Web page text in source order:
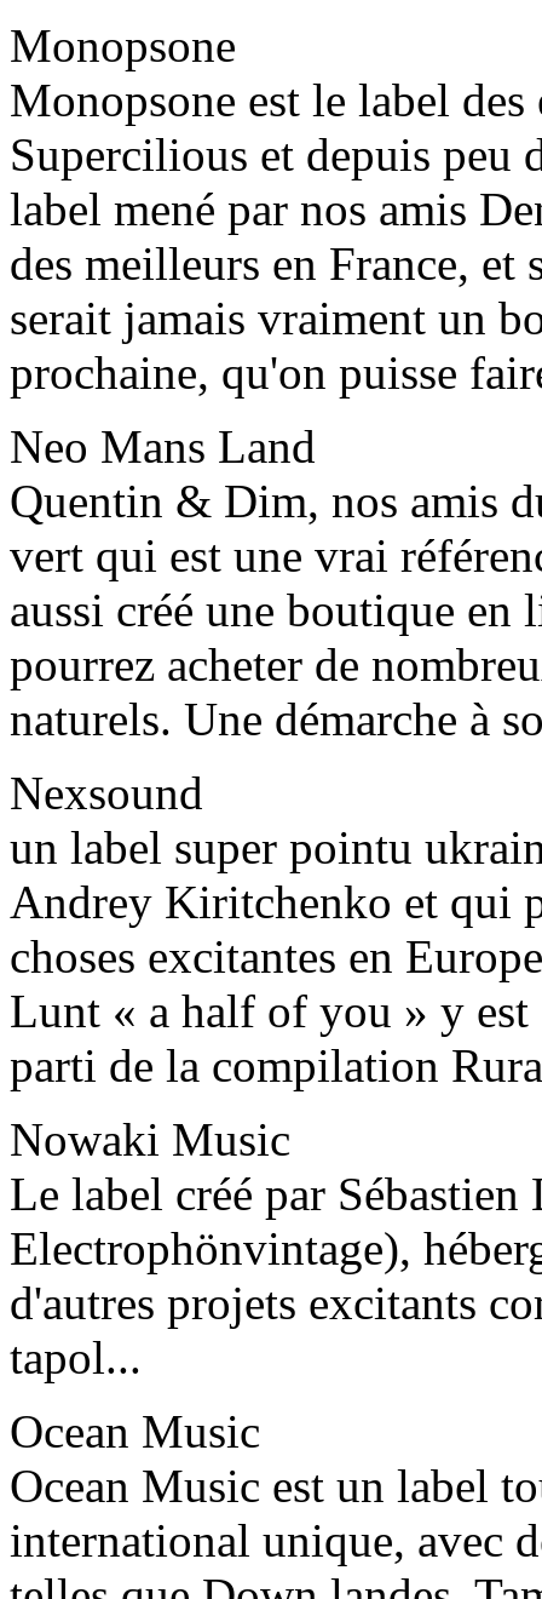
Monopsone
Monopsone est le label
Supercilious et depuis peu
label mené par nos amis
des meilleurs en France, et
serait jamais vraiment un
prochaine, qu'on puisse
Neo Mans Land
Quentin & Dim, nos amis
vert qui est une vrai
aussi créé une boutique
pourrez acheter de
naturels. Une démarche à
Nexsound
un label super pointu
Andrey Kiritchenko et qui
choses excitantes en
Lunt « a half of you » y
parti de la compilation
Nowaki Music
Le label créé par
Electrophönvintage),
d'autres projets excitants
tapol...
Ocean Music
Ocean Music est un label
international unique, avec